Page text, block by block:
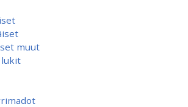
muut
lukit